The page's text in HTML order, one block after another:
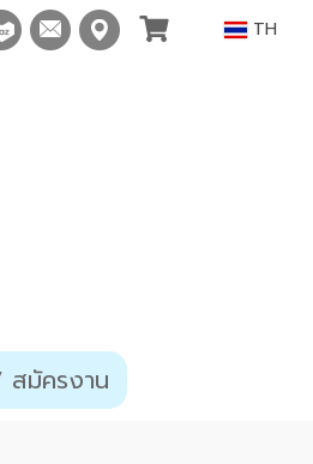
TH
สมัครงาน